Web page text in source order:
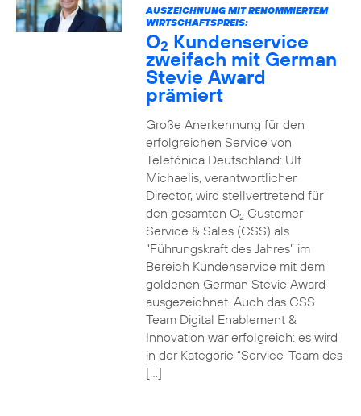
AUSZEICHNUNG MIT RENOMMIERTEM
WIRTSCHAFTSPREIS:
O2 Kundenservice
zweifach mit German
Stevie Award
prämiert
Große Anerkennung für den
erfolgreichen Service von
Telefónica Deutschland: Ulf
Michaelis, verantwortlicher
Director, wird stellvertretend für
den gesamten O2Customer
Service & Sales (CSS) als
“Führungskraft des Jahres” im
Bereich Kundenservice mit dem
goldenen German Stevie Award
ausgezeichnet. Auch das CSS
Team Digital Enablement &
Innovation war erfolgreich: es wird
in der Kategorie “Service-Team des
[…]